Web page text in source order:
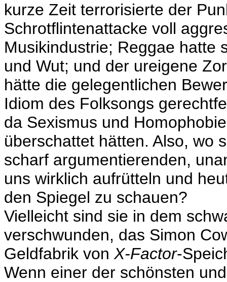
kurze Zeit terrorisierte der
Schrotflintenattacke voll
Musikindustrie; Reggae hatte
und Wut; und der ureigene
hätte die gelegentlichen
Idiom des Folksongs
da Sexismus und
überschattet hätten. Also, wo
scharf argumentierenden,
uns wirklich aufrütteln und
den Spiegel zu schauen?
Vielleicht sind sie in dem
verschwunden, das Simon
Geldfabrik von X-Factor-
Wenn einer der schönsten